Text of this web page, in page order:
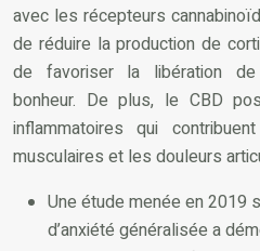
avec les récepteurs
de réduire la production de
de favoriser la libération de
bonheur. De plus, le CBD
inflammatoires qui
musculaires et les douleurs
Une étude menée en 2019
d’anxiété généralisée a